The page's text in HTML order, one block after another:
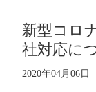
新型コロ
社対応に
2020年04月06日